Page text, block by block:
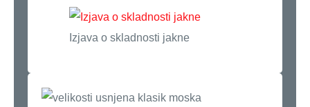
Izjava o skladnosti jakne